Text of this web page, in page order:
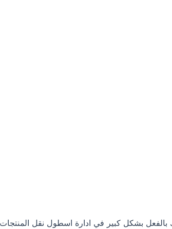
نفط الخليج، وهي تشارك بالفعل بشكل كبير في ادارة